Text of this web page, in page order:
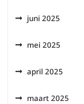
juni 2025
mei 2025
april 2025
maart 2025